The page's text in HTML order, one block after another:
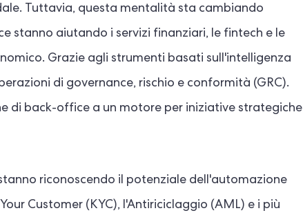
Tuttavia, questa mentalità sta cambiando
stanno aiutando i servizi finanziari, le fintech e le
Grazie agli strumenti basati sull'intelligenza
di governance, rischio e conformità (GRC).
di back-office a un motore per iniziative strategiche
riconoscendo il potenziale dell'automazione
Customer (KYC), l'Antiriciclaggio (AML) e i più